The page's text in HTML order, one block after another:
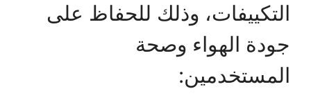
التكييفات، وذلك للحفاظ على
جودة الهواء وصحة
المستخدمين: